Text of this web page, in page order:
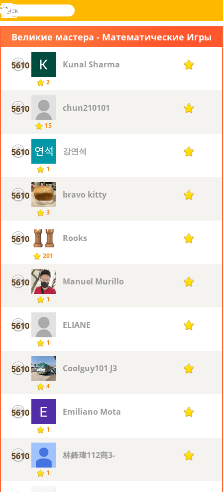
Novel
поиск
Вход
Меню
Великие мастера - Математические Игры
5610
2
Kunal Sharma 1
5610
15
chun210101 1
5610
1
강연석 1
5610
3
bravo kitty 1
5610
201
Rooks 1
5610
1
Manuel Murillo 1
5610
1
ELIANE 1
5610
4
Coolguy101 J3 1
5610
1
Emiliano Mota 1
5610
1
林鋒瑋112商3- 1